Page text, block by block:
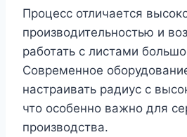
Процесс отличается
производительностью и
работать с листами
Современное
настраивать радиус с
что особенно важно для
производства.